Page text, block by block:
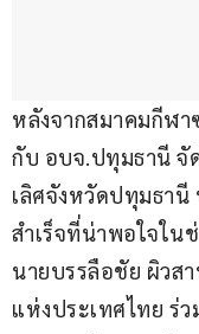
หลังจากสมาคมกีฬ
กับ อบจ.ปทุมธานี จั
เลิศจังหวัดปทุมธานี
สำเร็จที่น่าพอใจใน
นายบรรลือชัย ผิวส
แห่งประเทศไทย ร่